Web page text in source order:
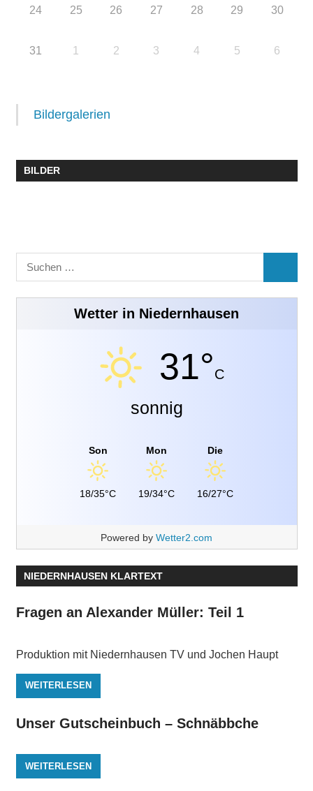
24 25 26 27 28 29 30
31 1 2 3 4 5 6
Bildergalerien
BILDER
Suchen
nach:
Wetter in Niedernhausen
31°C
sonnig
Son
18/35°C
Mon
19/34°C
Die
16/27°C
Powered by Wetter2.com
NIEDERNHAUSEN KLARTEXT
Fragen an Alexander Müller: Teil 1
Produktion mit Niedernhausen TV und Jochen Haupt
WEITERLESEN
Unser Gutscheinbuch – Schnäbbche
WEITERLESEN